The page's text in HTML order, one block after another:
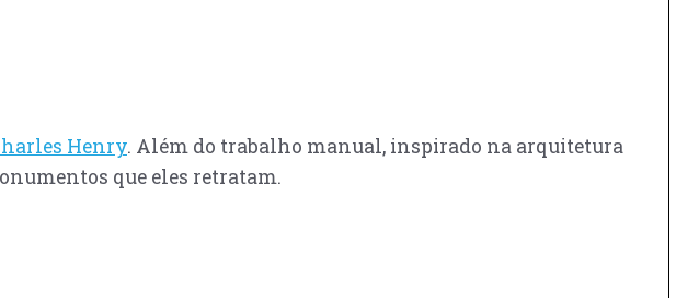
Henry. Além do trabalho manual, inspirado na arquitetura
que eles retratam.